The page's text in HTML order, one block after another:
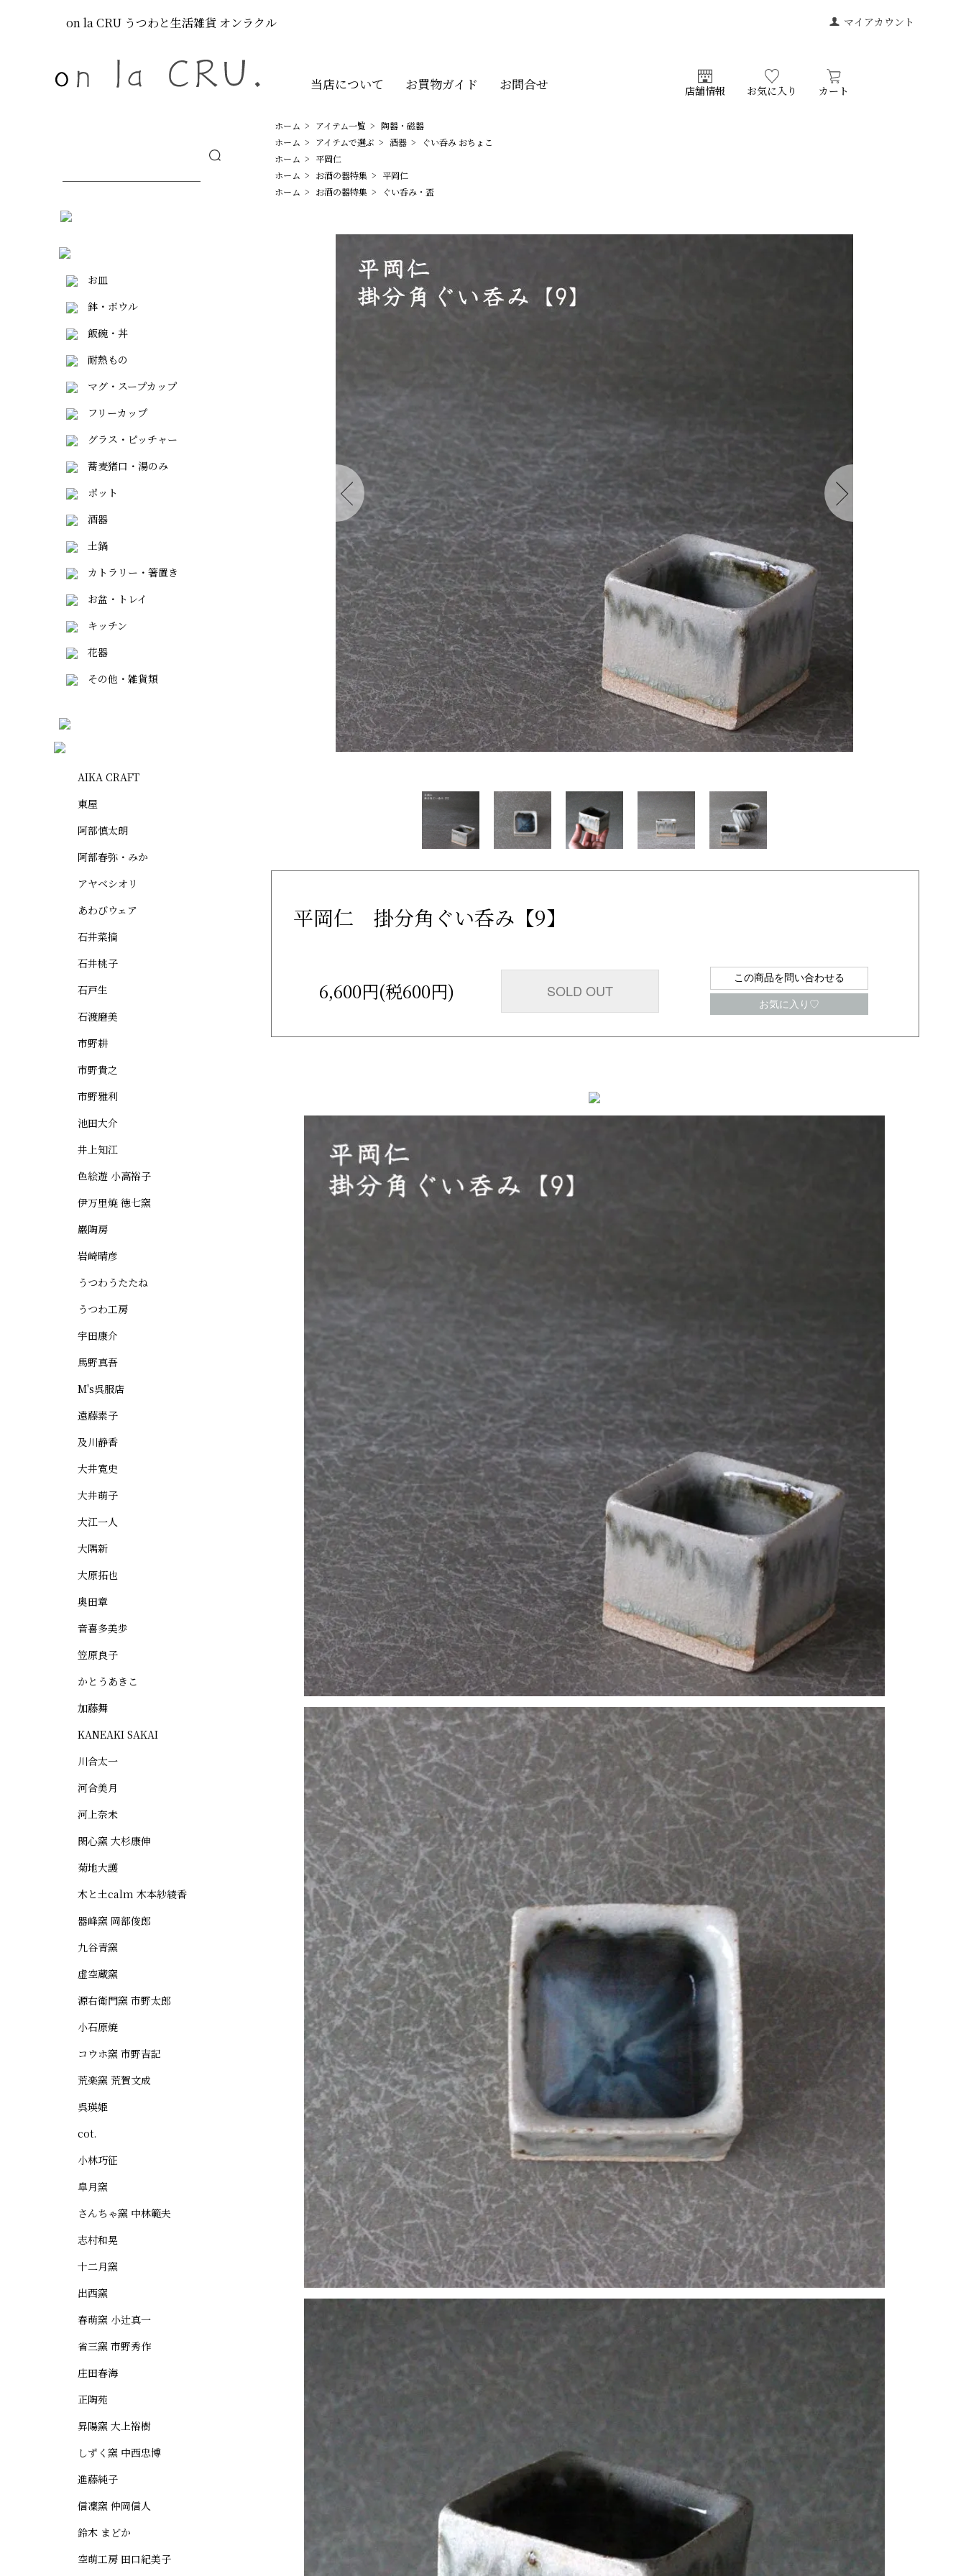
マイアカウント
on la CRU うつわと生活雑貨 オンラクル
当店について お買物ガイド お問合せ 店舗情報 お気に入り カート
ホーム > アイテム一覧 > 陶器・磁器
ホーム > アイテムで選ぶ > 酒器 >
ぐい呑み おちょこ
ホーム > 平岡仁
ホーム > お酒の器特集 > 平岡仁
ホーム > お酒の器特集 > ぐい呑み・盃
平岡仁 掛分角ぐい呑み【9】
6,600円(税600円) SOLD OUT
この商品を問い合わせる
お気に入り♡
お皿
鉢・ボウル
飯碗・丼
耐熱もの
マグ・スープカップ
フリーカップ
グラス・ピッチャー
蕎麦猪口・湯のみ
ポット
酒器
土鍋
カトラリー・箸置き
お盆・トレイ
キッチン
花器
その他・雑貨類
AIKA CRAFT
東屋
阿部慎太朗
阿部春弥・みか
アヤベシオリ
あわびウェア
石井菜摘
石井桃子
石戸生
石渡磨美
市野耕
市野貴之
市野雅利
池田大介
井上知江
色絵遊 小高裕子
伊万里焼 徳七窯
巌陶房
岩崎晴彦
うつわうたたね
うつわ工房
宇田康介
馬野真吾
M's呉服店
遠藤素子
及川静香
大井寛史
大井萌子
大江一人
大隅新
大原拓也
奥田章
音喜多美歩
笠原良子
かとうあきこ
加藤舞
KANEAKI SAKAI
川合太一
河合美月
河上奈未
閑心窯 大杉康伸
菊地大護
木と土calm 木本紗綾香
器峰窯 岡部俊郎
九谷青窯
虚空蔵窯
源右衛門窯 市野太郎
小石原焼
コウホ窯 市野吉記
荒楽窯 荒賀文成
呉瑛姫
cot.
小林巧征
皐月窯
さんちゃ窯 中林範夫
志村和晃
十二月窯
出西窯
春萌窯 小辻真一
省三窯 市野秀作
庄田春海
正陶苑
昇陽窯 大上裕樹
しずく窯 中西忠博
進藤純子
信凜窯 仲岡信人
鈴木 まどか
空萌工房 田口紀美子